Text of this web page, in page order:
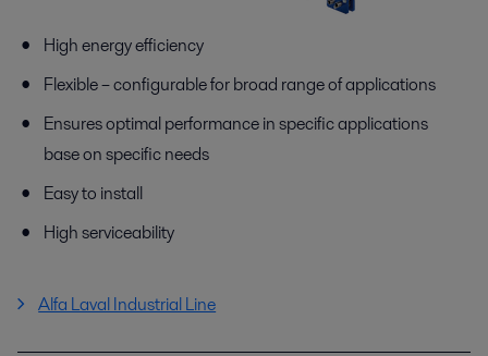
High energy efficiency
Flexible – configurable for broad range of applications
Ensures optimal performance in specific applications
base on specific needs
Easy to install
High serviceability
Alfa Laval Industrial Line